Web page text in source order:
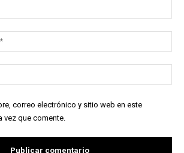
correo electrónico y sitio web en este
vez que comente.